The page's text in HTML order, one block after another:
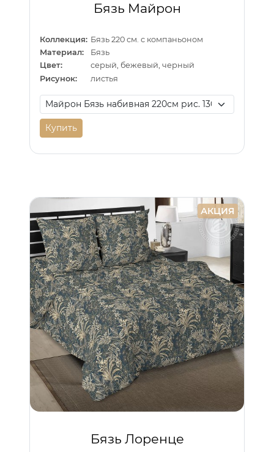
Бязь Майрон
Коллекция: Бязь 220 см. с компаньоном
Материал:
Бязь
Цвет:
серый, бежевый, черный
Рисунок:
листья
Купить
АКЦИЯ
Бязь Лоренце